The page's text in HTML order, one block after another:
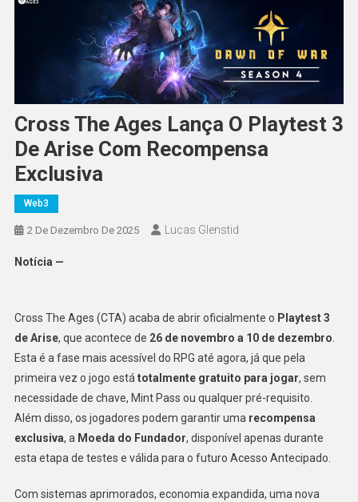
Cross The Ages Lança O Playtest 3
De Arise Com Recompensa
Exclusiva
Web3
2 De Dezembro De 2025 Lucas Glenstid
Notícia —
Cross The Ages (CTA) acaba de abrir oficialmente o Playtest 3
de Arise, que acontece de 26 de novembro a 10 de dezembro
Esta é a fase mais acessível do RPG até agora, já que pela
primeira vez o jogo está totalmente gratuito para jogar, sem
necessidade de chave, Mint Pass ou qualquer pré-requisito.
Além disso, os jogadores podem garantir uma recompensa
exclusiva, a Moeda do Fundador, disponível apenas durante
esta etapa de testes e válida para o futuro Acesso Antecipado.
Com sistemas aprimorados, economia expandida, uma nova